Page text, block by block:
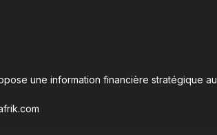
une information financière stratégique